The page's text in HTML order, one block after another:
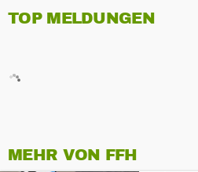
TOP MELDUNGEN
MEHR VON FFH